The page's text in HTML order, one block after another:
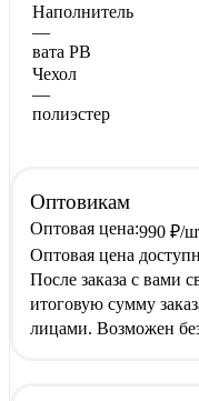
Наполнитель
—
вата РВ
Чехол
—
полиэстер
Оптовикам
Оптовая цена:990 ₽/
Оптовая цена
После заказа с вами
итоговую сумму
лицами. Возможен